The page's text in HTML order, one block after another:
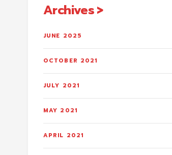
Archives
JUNE 2025
OCTOBER 2021
JULY 2021
MAY 2021
APRIL 2021